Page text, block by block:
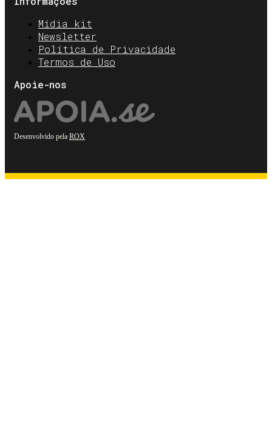
Mídia kit
Newsletter
Política de Privacidade
Termos de Uso
Apoie-nos
Desenvolvido pela ROX